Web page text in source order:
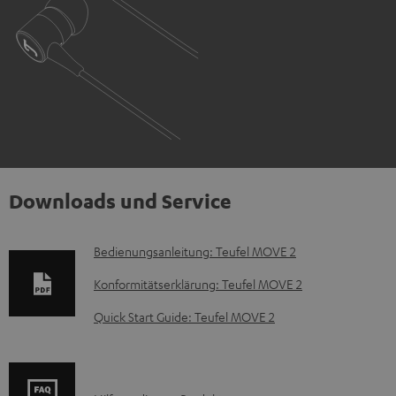
Downloads und Service
D
o
Bedienungsanleitung: Teufel MOVE 2
Konformitätserklärung: Teufel MOVE 2
Quick Start Guide: Teufel MOVE 2